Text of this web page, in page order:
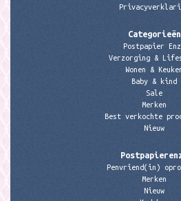
Categorieën
Postpapier
Verzorging &
Wonen &
Baby & kind
Sale
Merken
Best verkochte
Nieuw
Penvriend(in)
Merken
Nieuw